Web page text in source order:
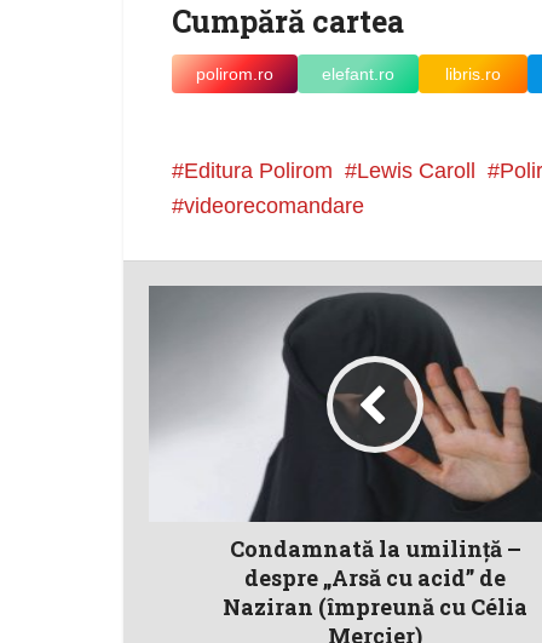
Cumpără cartea
polirom.ro elefant.ro libris.ro
Editura Polirom Lewis Caroll
videorecomandare
Condamnată la umilinţă –
despre „Arsă cu acid” de
Naziran (împreună cu Célia
Mercier)